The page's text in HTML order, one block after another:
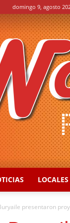
domingo 9, agosto
LOCALES
presentaron